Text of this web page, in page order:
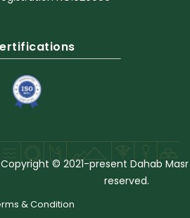
Copyright © 2021-present Dahab Masr
reserved.
& Condition